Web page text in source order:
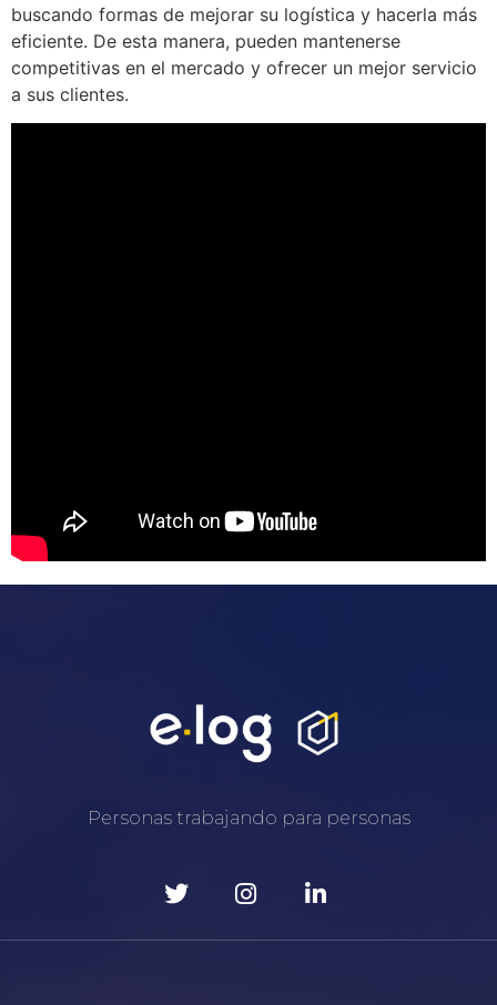
buscando formas de mejorar su logística y hacerla más
eficiente. De esta manera, pueden mantenerse
competitivas en el mercado y ofrecer un mejor servicio
a sus clientes.
Personas trabajando para personas